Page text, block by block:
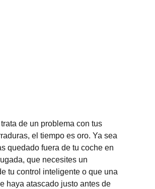
de un problema con tus
el tiempo es oro. Ya sea
quedado fuera de tu coche en
que necesites un
tu control inteligente o que una
haya atascado justo antes de